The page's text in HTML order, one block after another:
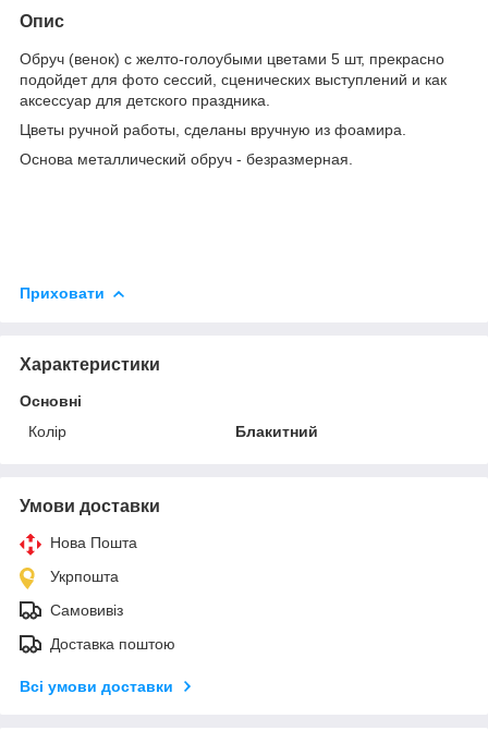
Опис
Обруч (венок) с желто-голоубыми цветами 5 шт, прекрасно
подойдет для фото сессий, сценических выступлений и как
аксессуар для детского праздника.
Цветы ручной работы, сделаны вручную из фоамира.
Основа металлический обруч - безразмерная.
Приховати
Характеристики
Основні
Колір
Блакитний
Умови доставки
Нова Пошта
Укрпошта
Самовивіз
Доставка поштою
Всі умови доставки